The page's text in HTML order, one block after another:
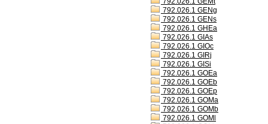
792.026.1 GENg
792.026.1 GENs
792.026.1 GHEa
792.026.1 GIAs
792.026.1 GIOc
792.026.1 GIRj
792.026.1 GISi
792.026.1 GOEa
792.026.1 GOEb
792.026.1 GOEp
792.026.1 GOMa
792.026.1 GOMb
792.026.1 GOMl